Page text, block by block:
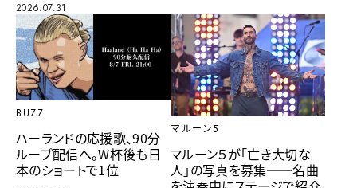
2026.07.31
BUZZ
ハーランドの応援歌、90分
ループ配信へ。W杯後も日
本のショートで1位
マルーン5
マルーン５が「亡き大切な
人」の写真を募集──名曲